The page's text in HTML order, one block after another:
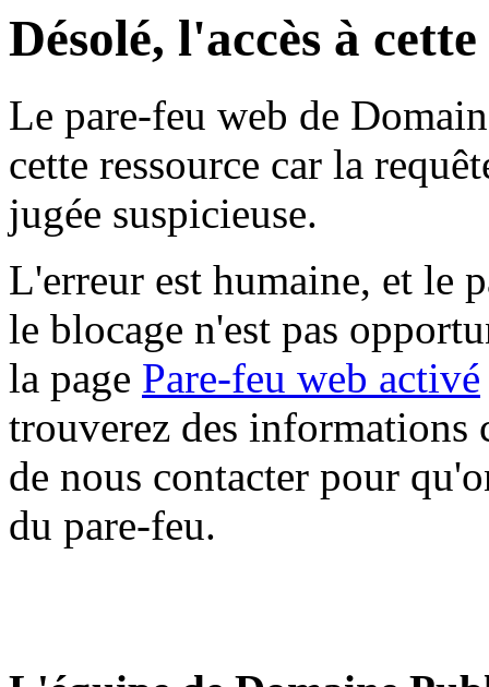
Désolé, l'accès à
Le pare-feu web de
cette ressource car la
jugée suspicieuse.
L'erreur est humaine, et le
le blocage n'est pas
la page Pare-feu web activé
trouverez des informations
de nous contacter pour
du pare-feu.